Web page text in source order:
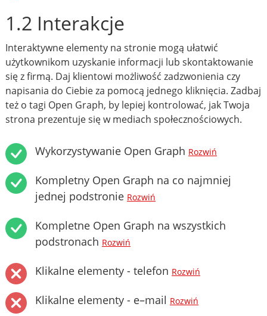
1.2 Interakcje
Interaktywne elementy na stronie mogą ułatwić
użytkownikom uzyskanie informacji lub skontaktowanie
się z firmą. Daj klientowi możliwość zadzwonienia czy
napisania do Ciebie za pomocą jednego kliknięcia. Zadbaj
też o tagi Open Graph, by lepiej kontrolować, jak Twoja
strona prezentuje się w mediach społecznościowych.
Wykorzystywanie Open Graph Rozwiń
Kompletny Open Graph na co najmniej
jednej podstronie Rozwiń
Kompletne Open Graph na wszystkich
podstronach Rozwiń
Klikalne elementy - telefon Rozwiń
Klikalne elementy - e–mail Rozwiń